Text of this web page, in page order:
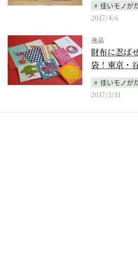
佳いモノが
2017/4/6
逸品
財布に忍ば
袋！東京・
佳いモノが
2017/3/31